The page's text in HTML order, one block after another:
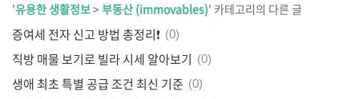
'유용한 생활정보>부동산 (immovables)' 카테고리의 다른 글
증여세 전자 신고 방법 총정리❗ (0)
직방 매물 보기로 빌라 시세 알아보기 (0)
생애 최초 특별 공급 조건 최신 기준 (0)